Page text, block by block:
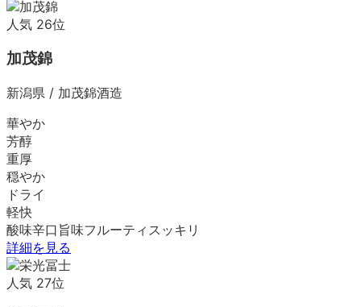
人気 26位
加茂錦
新潟県 / 加茂錦酒造
華やか
芳醇
重厚
穏やか
ドライ
軽快
酸味辛口 旨味フルーティ スッキリ
詳細を見る
人気 27位